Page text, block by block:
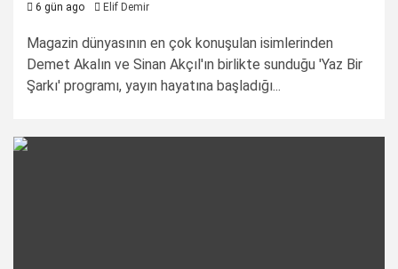
6 gün ago Elif Demir
Magazin dünyasının en çok konuşulan isimlerinden
Demet Akalın ve Sinan Akçıl'ın birlikte sunduğu 'Yaz Bir
Şarkı' programı, yayın hayatına başladığı...